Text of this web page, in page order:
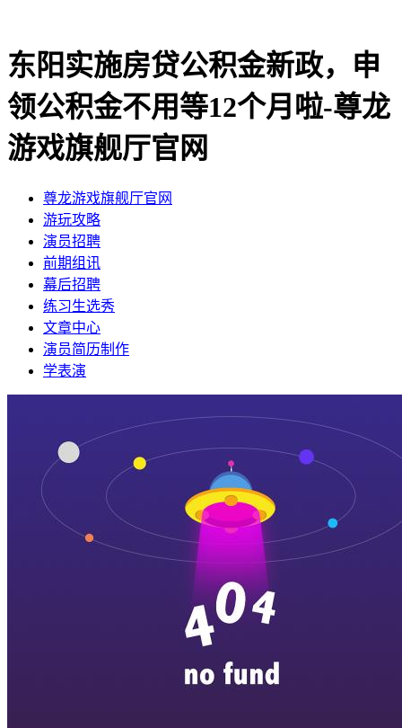
东阳实施房贷公积金新政，申
领公积金不用等12个月啦-尊龙
游戏旗舰厅官网
尊龙游戏旗舰厅官网
​游玩攻略
​演员招聘
​前期组讯
​幕后招聘
​练习生选秀
文章中心
演员简历制作
学表演